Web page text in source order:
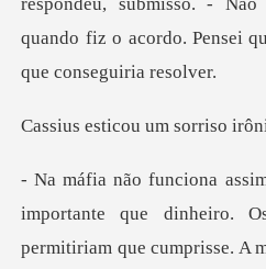
quando fiz o acord
icou um sor